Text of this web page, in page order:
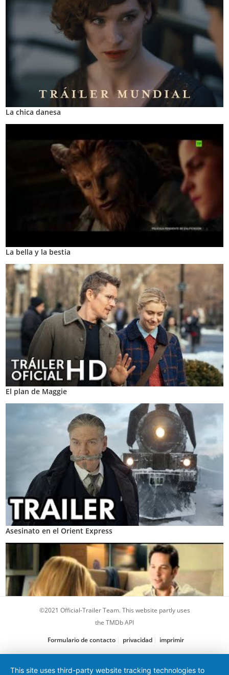
La chica danesa
La bella y la bestia
El plan de Maggie
Asesinato en el Orient Express
¿Cómo sabes si…?
©2021 Official-Trailer Team. This website partly uses
the TMDb API
Formulario de contacto
privacidad imprimir
This site uses third-party website tracking technologies to